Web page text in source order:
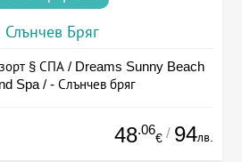
Слънчев Бряг
§ СПА / Dreams Sunny Beach
Spa / - Слънчев бряг
48.06
€ / 94лв.